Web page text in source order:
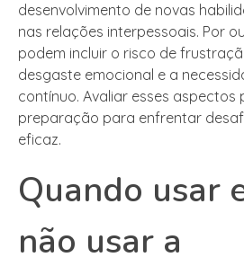
desenvolvimento de novas
nas relações interpessoais. Por
podem incluir o risco de
desgaste emocional e a
contínuo. Avaliar esses aspectos
preparação para enfrentar
eficaz.
Quando usar
não usar a